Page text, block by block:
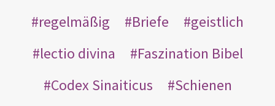
regelmäßig
Briefe
geistlich
lectio divina
Faszination Bibel
Codex Sinaiticus
Schienen